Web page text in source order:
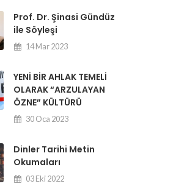
Prof. Dr. Şinasi Gündüz
ile Söyleşi
14 Mar 2023
YENİ BİR AHLAK TEMELİ
OLARAK “ARZULAYAN
ÖZNE” KÜLTÜRÜ
30 Oca 2023
Dinler Tarihi Metin
Okumaları
03 Eki 2022